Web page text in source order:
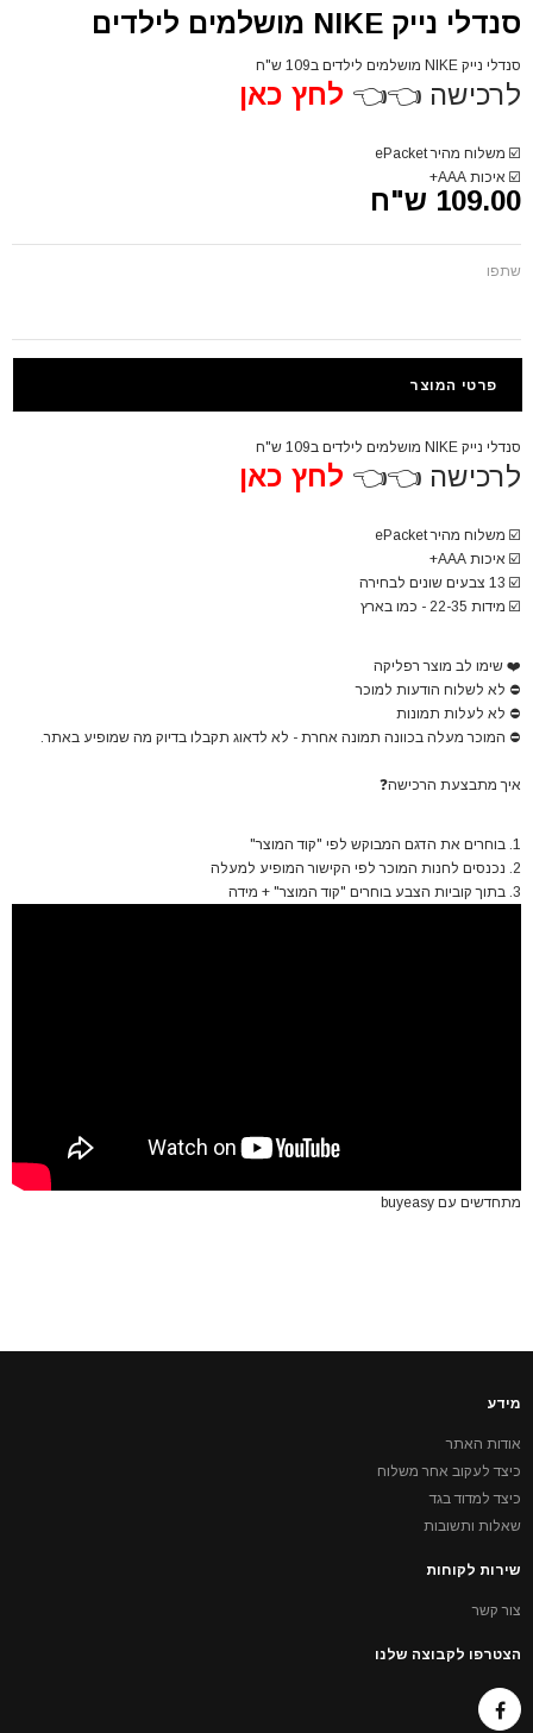
סנדלי נייק NIKE מושלמים לילדים
סנדלי נייק NIKE מושלמים לילדים ב109 ש"ח
לרכישה 👈👈 לחץ כאן
☑️ משלוח מהיר ePacket
☑️ איכות AAA+
109.00 ש"ח
שתפו
פרטי המוצר
סנדלי נייק NIKE מושלמים לילדים ב109 ש"ח
לרכישה 👈👈 לחץ כאן
☑️ משלוח מהיר ePacket
☑️ איכות AAA+
☑️ 13 צבעים שונים לבחירה
☑️ מידות 22-35 - כמו בארץ
❤️ שימו לב מוצר רפליקה
⛔ לא לשלוח הודעות למוכר
⛔ לא לעלות תמונות
⛔ המוכר מעלה בכוונה תמונה אחרת - לא לדאוג תקבלו בדיוק מה שמופיע באתר.
איך מתבצעת הרכישה❓
1. בוחרים את הדגם המבוקש לפי "קוד המוצר"
2. נכנסים לחנות המוכר לפי הקישור המופיע למעלה
3. בתוך קוביות הצבע בוחרים "קוד המוצר" + מידה
מתחדשים עם buyeasy
מידע
אודות האתר
כיצד לעקוב אחר משלוח
כיצד למדוד בגד
שאלות ותשובות
שירות לקוחות
צור קשר
הצטרפו לקבוצה שלנו